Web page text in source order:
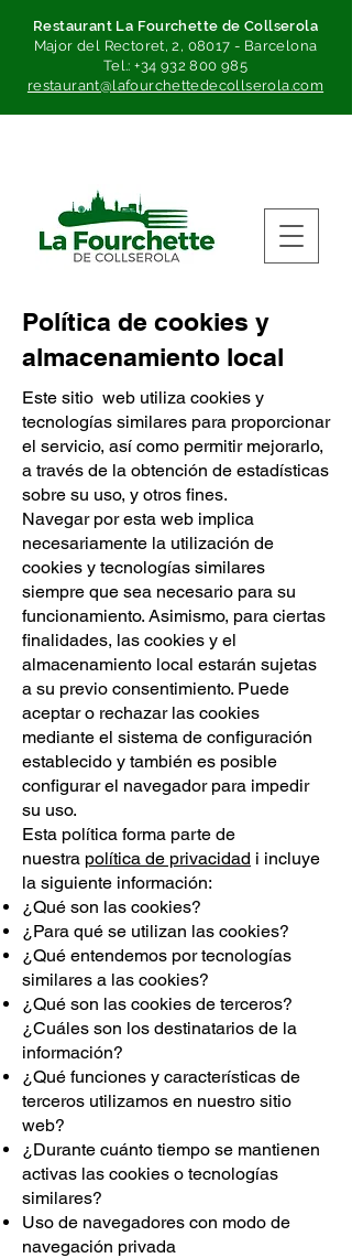
Restaurant La Fourchette de Collserola
Major del Rectoret, 2, 08017 - Barcelona
Tel.:+34 932 800 985
restaurant@lafourchettedecollserola.com
Política de cookies y
almacenamiento local
Este sitio web utiliza cookies y
tecnologías similares para proporcionar
el servicio, así como permitir mejorarlo,
a través de la obtención de estadísticas
sobre su uso, y otros fines.
Navegar por esta web implica
necesariamente la utilización de
cookies y tecnologías similares
siempre que sea necesario para su
funcionamiento. Asimismo, para ciertas
finalidades, las cookies y el
almacenamiento local estarán sujetas
a su previo consentimiento. Puede
aceptar o rechazar las cookies
mediante el sistema de configuración
establecido y también es posible
configurar el navegador para impedir
su uso.
Esta política forma parte de
nuestra política de privacidad i incluye
la siguiente información:
¿Qué son las cookies?
¿Para qué se utilizan las cookies?
¿Qué entendemos por tecnologías
similares a las cookies?
¿Qué son las cookies de terceros?
¿Cuáles son los destinatarios de la
información?
¿Qué funciones y características de
terceros utilizamos en nuestro sitio
web?
¿Durante cuánto tiempo se mantienen
activas las cookies o tecnologías
similares?
Uso de navegadores con modo de
navegación privada